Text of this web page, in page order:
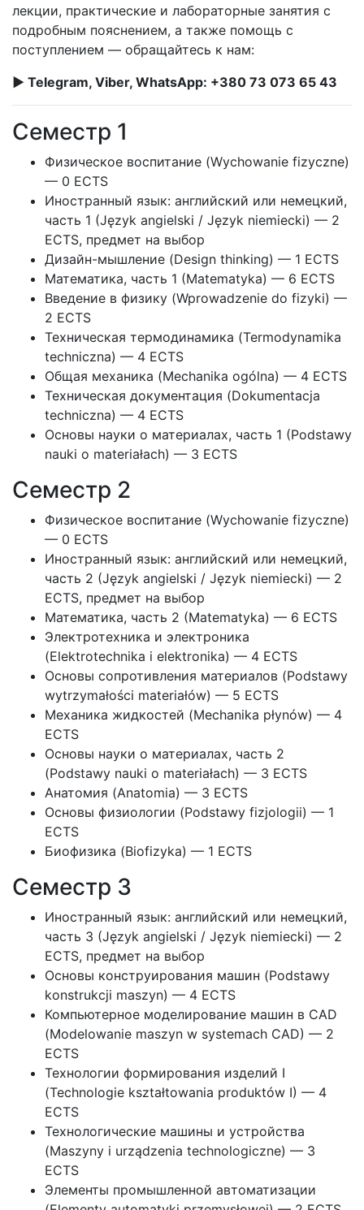
лекции, практические и лабораторные занятия с
подробным пояснением, а также помощь с
поступлением — обращайтесь к нам:
► Telegram, Viber, WhatsApp: +380 73 073 65 43
Семестр 1
Физическое воспитание (Wychowanie fizyczne)
— 0 ECTS
Иностранный язык: английский или немецкий,
часть 1 (Język angielski / Język niemiecki) — 2
ECTS, предмет на выбор
Дизайн-мышление (Design thinking) — 1 ECTS
Математика, часть 1 (Matematyka) — 6 ECTS
Введение в физику (Wprowadzenie do fizyki) —
2 ECTS
Техническая термодинамика (Termodynamika
techniczna) — 4 ECTS
Общая механика (Mechanika ogólna) — 4 ECTS
Техническая документация (Dokumentacja
techniczna) — 4 ECTS
Основы науки о материалах, часть 1 (Podstawy
nauki o materiałach) — 3 ECTS
Семестр 2
Физическое воспитание (Wychowanie fizyczne)
— 0 ECTS
Иностранный язык: английский или немецкий,
часть 2 (Język angielski / Język niemiecki) — 2
ECTS, предмет на выбор
Математика, часть 2 (Matematyka) — 6 ECTS
Электротехника и электроника
(Elektrotechnika i elektronika) — 4 ECTS
Основы сопротивления материалов (Podstawy
wytrzymałości materiałów) — 5 ECTS
Механика жидкостей (Mechanika płynów) — 4
ECTS
Основы науки о материалах, часть 2
(Podstawy nauki o materiałach) — 3 ECTS
Анатомия (Anatomia) — 3 ECTS
Основы физиологии (Podstawy fizjologii) — 1
ECTS
Биофизика (Biofizyka) — 1 ECTS
Семестр 3
Иностранный язык: английский или немецкий,
часть 3 (Język angielski / Język niemiecki) — 2
ECTS, предмет на выбор
Основы конструирования машин (Podstawy
konstrukcji maszyn) — 4 ECTS
Компьютерное моделирование машин в CAD
(Modelowanie maszyn w systemach CAD) — 2
ECTS
Технологии формирования изделий I
(Technologie kształtowania produktów I) — 4
ECTS
Технологические машины и устройства
(Maszyny i urządzenia technologiczne) — 3
ECTS
Элементы промышленной автоматизации